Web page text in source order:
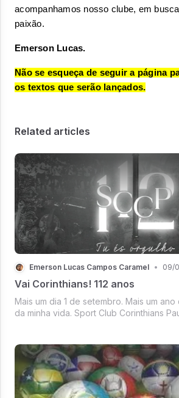
acompanhamos nosso clube, em
paixão.
Emerson Lucas.
Não se esqueça de seguir a página
os textos que serão lançados.
Related articles
Emerson Lucas Campos Caramel • 09/
Vai Corinthians! 112 anos
Mais um dia 1 de setembro. Mais um
da minha vida. Sport Club Corinthians